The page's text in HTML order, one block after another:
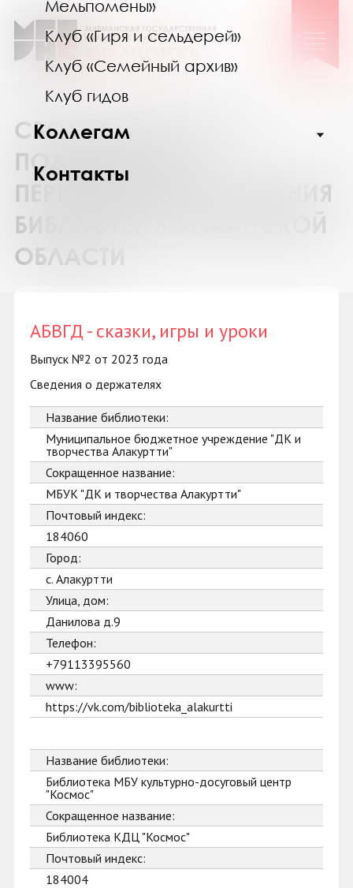
Мельпомены»
Клуб «Гиря и сельдерей»
Клуб «Семейный архив»
Клуб гидов
Коллегам
Контакты
СВОДНЫЙ КАТАЛОГ
ПОДПИСКИ НА
ПЕРИОДИЧЕСКИЕ ИЗДАНИЯ
БИБЛИОТЕК МУРМАНСКОЙ
ОБЛАСТИ
АБВГД - сказки, игры и уроки
Выпуск №2 от 2023 года
Сведения о держателях
Название библиотеки:
Муниципальное бюджетное учреждение "ДК и
творчества Алакуртти"
Сокращенное название:
МБУК "ДК и творчества Алакуртти"
Почтовый индекс:
184060
Город:
с. Алакуртти
Улица, дом:
Данилова д.9
Телефон:
+79113395560
www:
https://vk.com/biblioteka_alakurtti
Название библиотеки:
Библиотека МБУ культурно-досуговый центр
"Космос"
Сокращенное название:
Библиотека КДЦ "Космос"
Почтовый индекс:
184004